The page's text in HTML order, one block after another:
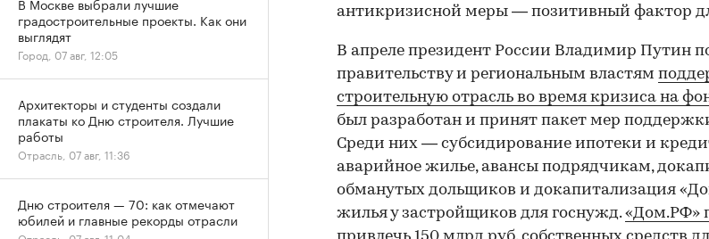
антикризисной меры — позитивный фактор
В апреле президент России Владимир Путин
правительству и региональным властям
строительную отрасль во время кризиса на
был разработан и принят пакет мер
Среди них — субсидирование ипотеки и
аварийное жилье, авансы подрядчикам,
обманутых дольщиков и докапитализация
жилья у застройщиков для госнужд.«Дом.РФ»
градостроительные проекты. Как они
выглядят
Город, 07 авг, 12:05
Архитекторы и студенты создали
плакаты ко Дню строителя. Лучшие
работы
Отрасль, 07 авг, 11:36
Дню строителя — 70: как отмечают
юбилей и главные рекорды отрасли